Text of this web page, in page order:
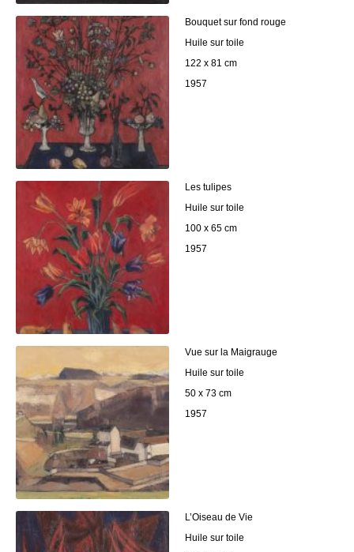
Bouquet sur fond rouge
Huile sur toile
122 x 81 cm
1957
Les tulipes
Huile sur toile
100 x 65 cm
1957
Vue sur la Maigrauge
Huile sur toile
50 x 73 cm
1957
L’Oiseau de Vie
Huile sur toile